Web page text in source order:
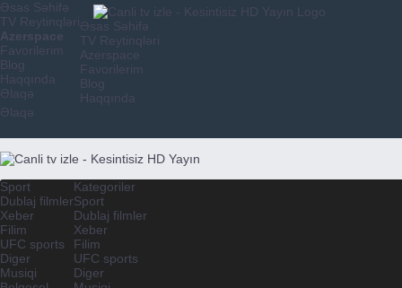
Əsas Səhifə
TV Reytinqləri
Azerspace
Favorilerim
Blog
Haqqında
Əlaqə
Əsas Səhifə
TV Reytinqləri
Azerspace
Favorilerim
Blog
Haqqında
Əlaqə
Sport
Dublaj filmler
Xeber
Filim
UFC sports
Diger
Musiqi
Kategoriler
Sport
Dublaj filmler
Xeber
Filim
UFC sports
Diger